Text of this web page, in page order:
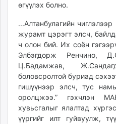
өгүүлэх болно.
...Алтанбулагийн
журамт цэрэгт элсч,
ч олон бий. Их соён
Элбэгдорж Ренчино,
Ц.Бадамжав,
боловсролтой буриад
гишүүнээр элсч, тус
оролцжээ.” гэхчлэн
хувьсгалыг ялалтад
үүргийг илт гуйвуулж,